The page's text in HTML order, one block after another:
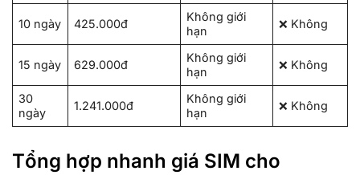
10 ngày 425.000đ
Không giới
hạn
❌ Không
15 ngày 629.000đ
Không giới
hạn
❌ Không
30
ngày
1.241.000đ
Không giới
hạn
❌ Không
Tổng hợp nhanh giá SIM cho